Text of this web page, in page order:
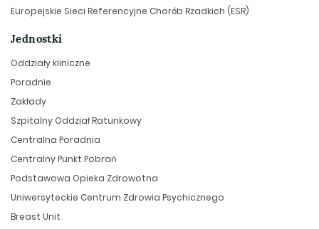
Europejskie Sieci Referencyjne Chorób Rzadkich (ESR)
Jednostki
Oddziały kliniczne
Poradnie
Zakłady
Szpitalny Oddział Ratunkowy
Centralna Poradnia
Centralny Punkt Pobrań
Podstawowa Opieka Zdrowotna
Uniwersyteckie Centrum Zdrowia Psychicznego
Breast Unit